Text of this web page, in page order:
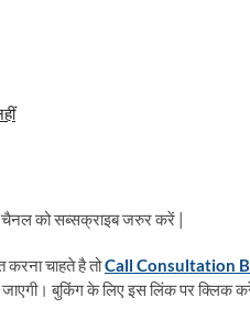
चैनल को सब्सक्राइब जरुर करें |
करना चाहते है तोCall Consultation
जाएगी। बुकिंग के लिए इस लिंक पर क्लिक